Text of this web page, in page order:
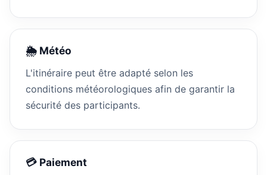
🌦 Météo
L'itinéraire peut être adapté selon les
conditions météorologiques afin de garantir la
sécurité des participants.
💳 Paiement